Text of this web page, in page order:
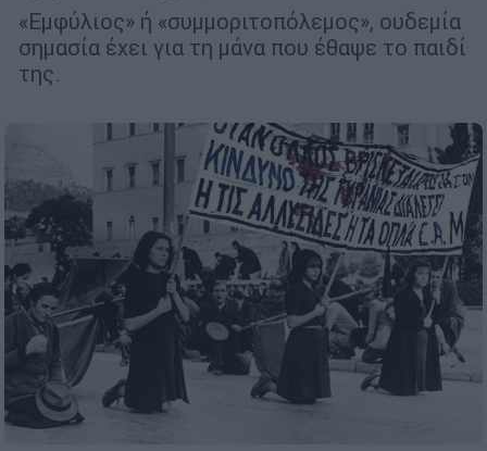
«Εμφύλιος» ή «συμμοριτοπόλεμος», ουδεμία
σημασία έχει για τη μάνα που έθαψε το παιδί
της.